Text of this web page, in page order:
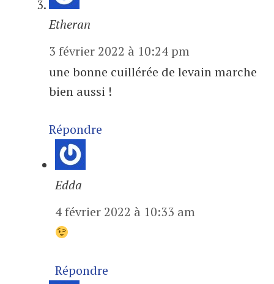
Etheran
3 février 2022 à 10:24 pm
une bonne cuillérée de levain marche
bien aussi !
Répondre
Edda
4 février 2022 à 10:33 am
Répondre